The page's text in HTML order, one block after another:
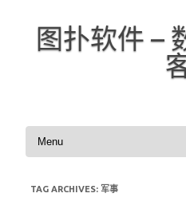
图扑软件 –
TAG ARCHIVES: 军事